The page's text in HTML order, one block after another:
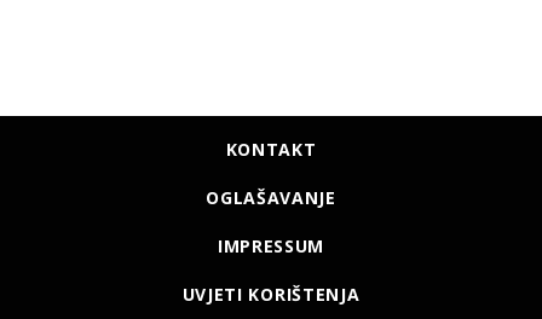
KONTAKT
OGLAŠAVANJE
IMPRESSUM
UVJETI KORIŠTENJA